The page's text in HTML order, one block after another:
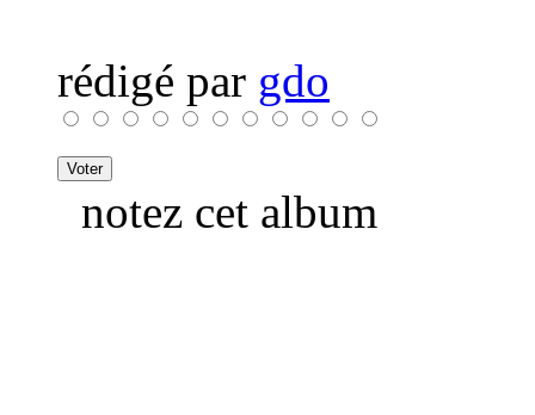
rédigé par gdo
notez cet album